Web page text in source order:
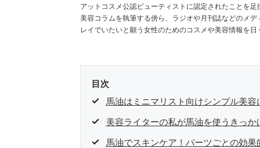
アットコスメ公認ビューティストに認定されたことを
美容コラムを執筆する傍ら、ラジオや月刊誌などのメ
レイでいたいと願う女性のためのコスメや美容情報を日
目次
馬油はミニマリスト向けシンプル美容
美容ライターの私が馬油を使うきっ
馬油でスキンケア！パーツごとの効果